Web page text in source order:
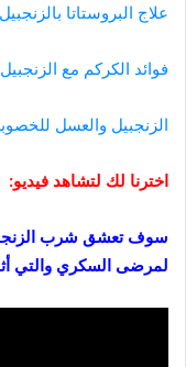
علاج البروستاتا بالزنجبيل
فوائد الكركم مع الزنجبيل
الزنجبيل والعسل
اخترنا لك لتشاهد فيديو:
سوف تعشق شرب
لمرضى السكري والتي